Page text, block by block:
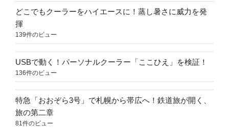
どこでもクーラーをハイエースに！蒸し暑さに威力を発
揮
139件のビュー
USBで動く！パーソナルクーラー「ここひえ」を検証！
136件のビュー
特急「おおぞら3号」で札幌から帯広へ！鉄道旅が開く、
旅の第二章
81件のビュー